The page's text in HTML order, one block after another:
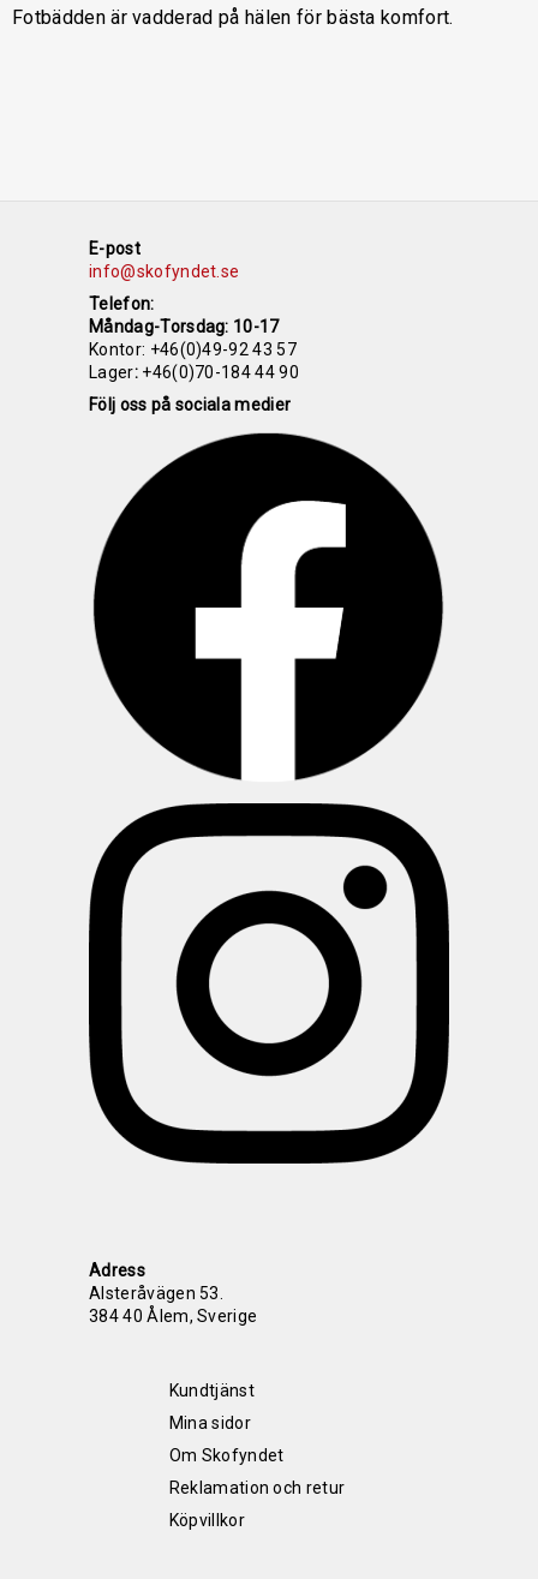
Fotbädden är vadderad på hälen för bästa komfort.
E-post
info@skofyndet.se
Telefon:
Måndag-Torsdag: 10-17
Kontor: +46(0)49-92 43 57
Lager:+46(0)70-184 44 90
Följ oss på sociala medier
Adress
Alsteråvägen 53.
384 40 Ålem, Sverige
Kundtjänst
Mina sidor
Om Skofyndet
Reklamation och retur
Köpvillkor